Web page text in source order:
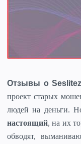
Отзывы о Seslitez
проект старых
людей на деньги.
настоящий, на их
обводят,